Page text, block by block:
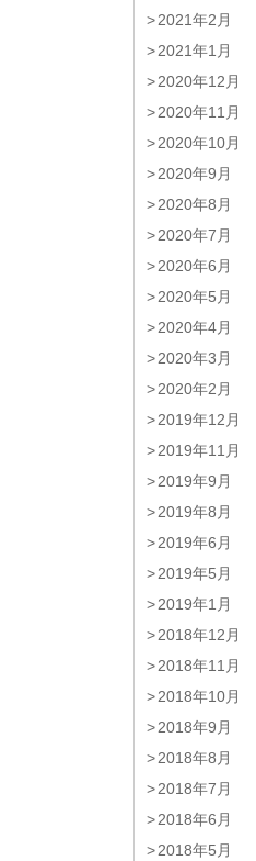
2021年2月
2021年1月
2020年12月
2020年11月
2020年10月
2020年9月
2020年8月
2020年7月
2020年6月
2020年5月
2020年4月
2020年3月
2020年2月
2019年12月
2019年11月
2019年9月
2019年8月
2019年6月
2019年5月
2019年1月
2018年12月
2018年11月
2018年10月
2018年9月
2018年8月
2018年7月
2018年6月
2018年5月